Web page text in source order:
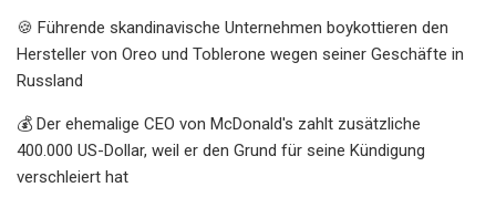
🍪 Führende skandinavische Unternehmen boykottieren den
Hersteller von Oreo und Toblerone wegen seiner Geschäfte in
Russland
💰 Der ehemalige CEO von McDonald's zahlt zusätzliche
400.000 US-Dollar, weil er den Grund für seine Kündigung
verschleiert hat